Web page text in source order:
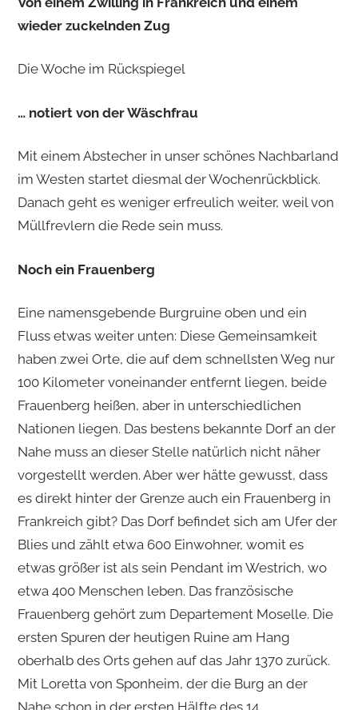
wieder zuckelnden Zug
Die Woche im Rückspiegel
… notiert von der Wäschfrau
Mit einem Abstecher in unser schönes Nachbarland
im Westen startet diesmal der Wochenrückblick.
Danach geht es weniger erfreulich weiter, weil von
Müllfrevlern die Rede sein muss.
Noch ein Frauenberg
Eine namensgebende Burgruine oben und ein
Fluss etwas weiter unten: Diese Gemeinsamkeit
haben zwei Orte, die auf dem schnellsten Weg nur
100 Kilometer voneinander entfernt liegen, beide
Frauenberg heißen, aber in unterschiedlichen
Nationen liegen. Das bestens bekannte Dorf an der
Nahe muss an dieser Stelle natürlich nicht näher
vorgestellt werden. Aber wer hätte gewusst, dass
es direkt hinter der Grenze auch ein Frauenberg in
Frankreich gibt? Das Dorf befindet sich am Ufer der
Blies und zählt etwa 600 Einwohner, womit es
etwas größer ist als sein Pendant im Westrich, wo
etwa 400 Menschen leben. Das französische
Frauenberg gehört zum Departement Moselle. Die
ersten Spuren der heutigen Ruine am Hang
oberhalb des Orts gehen auf das Jahr 1370 zurück.
Mit Loretta von Sponheim, der die Burg an der